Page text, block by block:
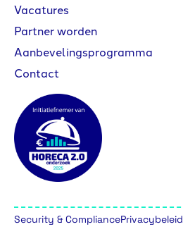
Vacatures
Partner worden
Aanbevelingsprogramma
Contact
Security & CompliancePrivacybeleid